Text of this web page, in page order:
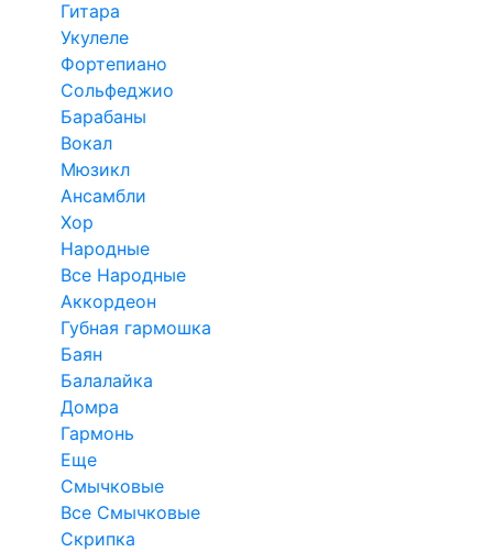
Гитара
Укулеле
Фортепиано
Сольфеджио
Барабаны
Вокал
Мюзикл
Ансамбли
Хор
Народные
Все Народные
Аккордеон
Губная гармошка
Баян
Балалайка
Домра
Гармонь
Еще
Смычковые
Все Смычковые
Скрипка